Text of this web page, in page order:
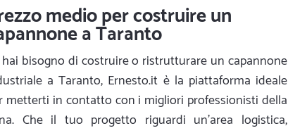
medio per costruire un
a Taranto
hai bisogno di costruire o ristrutturare un capannone
a Taranto, Ernesto.it è la piattaforma ideale
metterti in contatto con i migliori professionisti della
Che il tuo progetto riguardi un'area logistica,